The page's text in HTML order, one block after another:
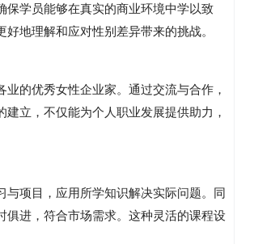
学员能够在真实的商业环境中学以致
地理解和应对性别差异带来的挑战。
的优秀女性企业家。通过交流与合作，
立，不仅能为个人职业发展提供助力，
项目，应用所学知识解决实际问题。同
进，符合市场需求。这种灵活的课程设